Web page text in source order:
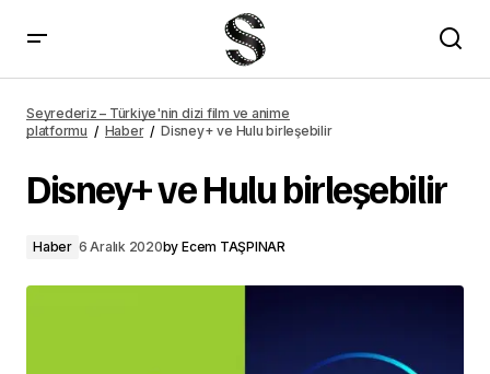
Seyrederiz – Türkiye'nin dizi film ve anime
platformu
Haber Disney+ ve Hulu birleşebilir
Disney+ ve Hulu birleşebilir
Haber 6 Aralık 2020by Ecem TAŞPINAR